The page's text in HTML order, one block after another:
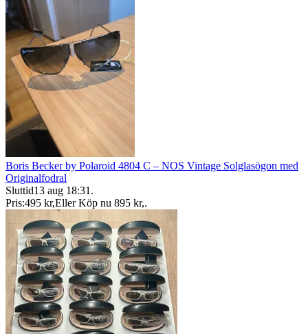
Boris Becker by Polaroid 4804 C – NOS Vintage Solglasögon med
Originalfodral
Sluttid13 aug 18:31 .
Pris:495 kr,Eller Köp nu 895 kr,.